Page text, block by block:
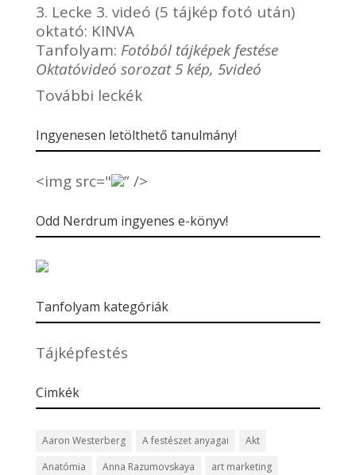
3. Lecke 3. videó (5 tájkép fotó után)
oktató: KINVA
Tanfolyam: Fotóból tájképek festése
Oktatóvideó sorozat 5 kép, 5videó
További leckék
Ingyenesen letölthető tanulmány!
<img src=" ” />
Odd Nerdrum ingyenes e-könyv!
Tanfolyam kategóriák
Tájképfestés
Cimkék
Aaron Westerberg A festészet anyagai
Akt
Anatómia
Anna Razumovskaya
art marketing